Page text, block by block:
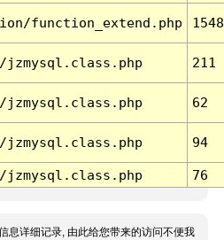
function_extend.php 1548
211
62
94
76
息详细记录, 由此给您带来的访问不便我